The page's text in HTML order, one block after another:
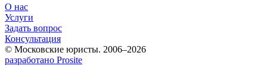
О нас
Услуги
Задать вопрос
Консультация
© Московские юристы. 2006–2026
разработано Prosite